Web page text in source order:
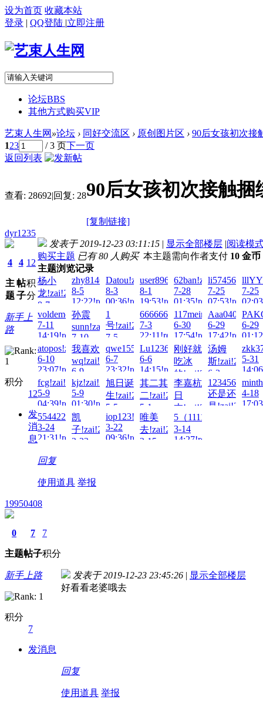
设为首页 收藏本站
登录 | QQ登陆 |立即注册
论坛BBS
其他方式购买VIP
艺束人生网 »论坛 › 同好交流区 › 原创图片区 › 90后女孩初次接
123 / 3 页下一页
返回列表
查看: 28692|回复: 2890后女孩初次接触捆
[复制链接]
dyr1235
4
主
题
4
帖
子
12
积
分
新手上
路
积分
12
发
消
息
发表于 2019-12-23 03:11:15 | 显示全部楼层 |阅读模
购买主题 已有 80 人购买 本主题需向作者支付 10 金币
主题浏览记录
杨小
龙!zai!2026-
8-7
09:20!read!
zhy8146!zai!2026-
8-5
12:22!read!
Datou!zai!2026-
8-3
00:36!read!
user8963!zai!2026-
8-1
19:53!read!
62ban!zai!2026-
7-28
01:35!read!
7-25
07:53!read!
7-25
voldemort!zai!2026-
7-11
14:19!read!
孙震
sunn!zai!2026-
7-10
09:52!read!
1
号!zai!2026-
7-5
20:35!read!
6666666666!zai!2026-
7-3
22:11!read!
117meimu!zai!2026-
6-30
17:54!read!
6-29
17:42!read!
6-29
atopos!zai!2026-
6-10
23:07!read!
我喜欢
wq!zai!2026-
6-9
21:08!read!
qwe155!zai!2026-
6-7
23:32!read!
Lu123654@?!!zai!2026-
6-6
14:15!read!
刚好就
吃冰
的!zai!2026-
6-6
13:48!read!
汤姆
斯!zai!2026-
6-3
22:28!read!
5-31
fcg!zai!2026-
5-9
04:39!read!
kjz!zai!2026-
5-9
01:30!read!
旭日诞
生!zai!2026-
5-5
02:44!read!
其二其
二!zai!2026-
5-1
17:32!read!
李嘉杭
日
本!zai!2026-
4-29
22:04!read!
123456
还是还
是!zai!2026-
4-18
554422!zai!2026-
3-24
21:31!read!
凯
子!zai!2026-
3-22
iop123!zai!2026-
3-22
09:36!read!
唯美
去!zai!2026-
3-15
5（11111）!zai!2026-
3-14
14:27!read!
回复
使用道具 举报
19950408
0
主题
7
帖子
7
积分
新手上路
积分
7
发消息
发表于 2019-12-23 23:45:26 | 显示全部楼层
好看看老婆哦去
回复
使用道具 举报